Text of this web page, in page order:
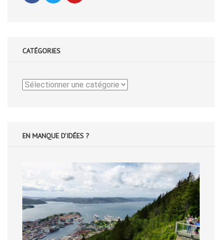
CATÉGORIES
Catégories
EN MANQUE D'IDÉES ?